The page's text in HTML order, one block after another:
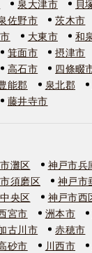
泉大津市 貝
佐野市 茨木市
大東市 和
箕面市 摂津市
高石市 四條畷
能郡 泉北郡
藤井寺市
灘区
神戸市兵
須磨区
神戸市
央区 神戸市西
宮市 洲本市
古川市 赤穂市
砂市 川西市